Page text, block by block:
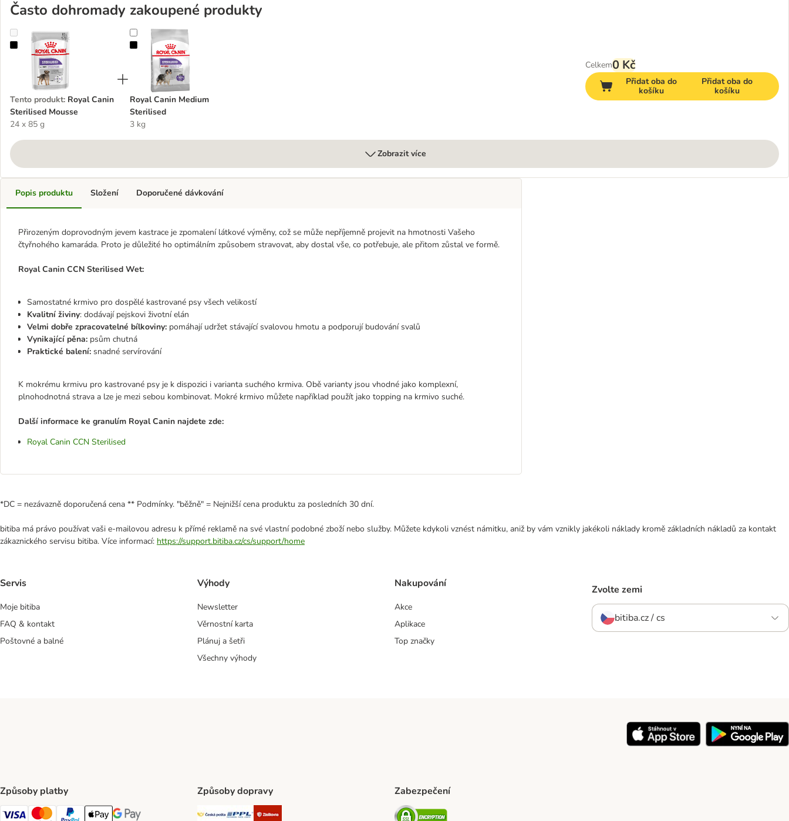
Často dohromady zakoupené produkty
Royal Canin Sterilised Mousse
Tento produkt: Royal Canin
Sterilised Mousse
24 x 85 g
Royal Canin Medium Sterilised
Royal Canin Medium
Sterilised
3 kg
Celkem0 Kč
Přidat oba do
košíku
Přidat oba do
košíku
Zobrazit více
Popis produktu
Přirozeným doprovodným jevem kastrace je zpomalení látkové výměny, což se může nepříjemně projevit na hmotnosti Vašeho
čtyřnohého kamaráda. Proto je důležité ho optimálním způsobem stravovat, aby dostal vše, co potřebuje, ale přitom zůstal ve formě.
Royal Canin CCN Sterilised Wet:
Samostatné krmivo pro dospělé kastrované psy všech velikostí
Kvalitní živiny: dodávají pejskovi životní elán
Velmi dobře zpracovatelné bílkoviny: pomáhají udržet stávající svalovou hmotu a podporují budování svalů
Vynikající pěna: psům chutná
Praktické balení: snadné servírování
K mokrému krmivu pro kastrované psy je k dispozici i varianta suchého krmiva. Obě varianty jsou vhodné jako komplexní,
plnohodnotná strava a lze je mezi sebou kombinovat. Mokré krmivo můžete například použít jako topping na krmivo suché.
Další informace ke granulím Royal Canin najdete zde:
Royal Canin CCN Sterilised
Složení Doporučené dávkování
*DC = nezávazně doporučená cena ** Podmínky. "běžně" = Nejnižší cena produktu za posledních 30 dní.
bitiba má právo používat vaši e-mailovou adresu k přímé reklamě na své vlastní podobné zboží nebo služby. Můžete kdykoli vznést námitku, aniž by vám vznikly jakékoli náklady kromě základních nákladů za kontakt
zákaznického servisu bitiba. Více informací: https://support.bitiba.cz/cs/support/home
Servis
Moje bitiba
FAQ & kontakt
Poštovné a balné
Výhody
Newsletter
Věrnostní karta
Plánuj a šetři
Všechny výhody
Nakupování
Akce
Aplikace
Top značky
Zvolte zemi
bitiba.cz / cs
Způsoby platby Způsoby dopravy
Česká pošta Shipping Method
PPL Shipping Method
Zabezpečení
Security